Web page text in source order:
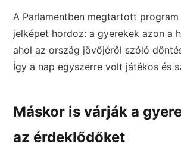
A Parlamentben megtartott
jelképet hordoz: a gyerekek azon a
ahol az ország jövőjéről szóló
Így a nap egyszerre volt játékos és
Máskor is várják a
az érdeklődőket